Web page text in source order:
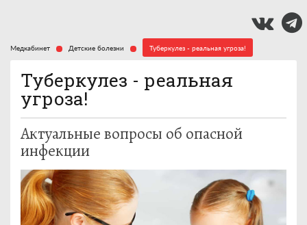
Медкабинет Детские болезни Туберкулез - реальная угроза!
Туберкулез - реальная
угроза!
Актуальные вопросы об опасной
инфекции